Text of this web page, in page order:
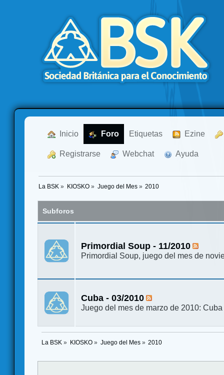
Inicio Foro Etiquetas Ezine
Registrarse Webchat Ayuda
La BSK » KIOSKO» Juego del Mes» 2010
Subforos
Primordial Soup - 11/2010
Primordial Soup, juego del mes de
Cuba - 03/2010
Juego del mes de marzo de 2010: Cuba
La BSK » KIOSKO» Juego del Mes» 2010